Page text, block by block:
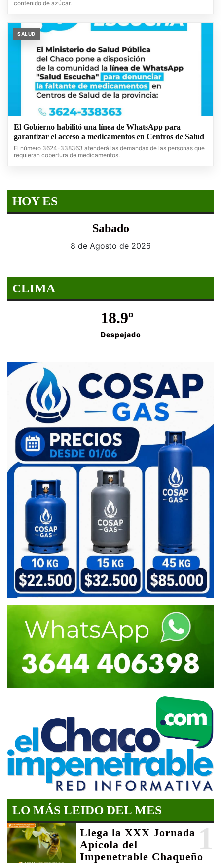
contenido de azúcar.
SALUD
El Gobierno habilitó una línea de WhatsApp para
garantizar el acceso a medicamentos en Centros de Salud
El número 3624-338363 atenderá las demandas de las personas que
requieran cobertura de medicamentos.
HOY ES
Sabado
8 de Agosto de 2026
CLIMA
18.9º
Despejado
LO MÁS LEIDO DEL MES
1
Llega la XXX Jornada
Apícola del
Impenetrable Chaqueño